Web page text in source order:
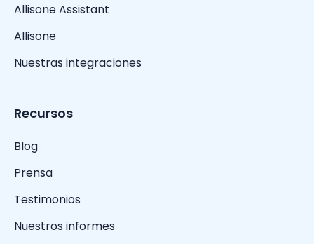
Allisone Assistant
Allisone
Nuestras integraciones
Recursos
Blog
Prensa
Testimonios
Nuestros informes